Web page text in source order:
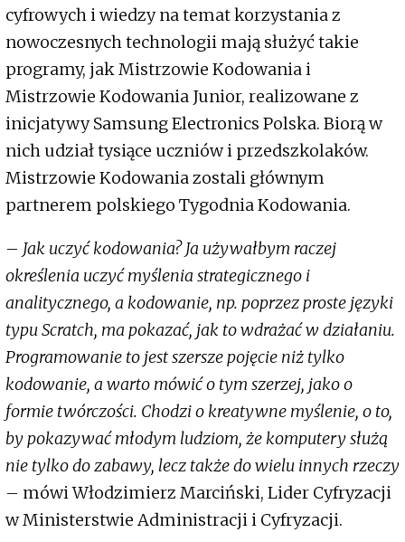
cyfrowych i wiedzy na temat korzystania z
nowoczesnych technologii mają służyć takie
programy, jak Mistrzowie Kodowania i
Mistrzowie Kodowania Junior, realizowane z
inicjatywy Samsung Electronics Polska. Biorą w
nich udział tysiące uczniów i przedszkolaków.
Mistrzowie Kodowania zostali głównym
partnerem polskiego Tygodnia Kodowania.
– Jak uczyć kodowania? Ja używałbym raczej
określenia uczyć myślenia strategicznego i
analitycznego, a kodowanie, np. poprzez proste języki
typu Scratch, ma pokazać, jak to wdrażać w działaniu.
Programowanie to jest szersze pojęcie niż tylko
kodowanie, a warto mówić o tym szerzej, jako o
formie twórczości. Chodzi o kreatywne myślenie, o to,
by pokazywać młodym ludziom, że komputery służą
nie tylko do zabawy, lecz także do wielu innych rzeczy
– mówi Włodzimierz Marciński, Lider Cyfryzacji
w Ministerstwie Administracji i Cyfryzacji.